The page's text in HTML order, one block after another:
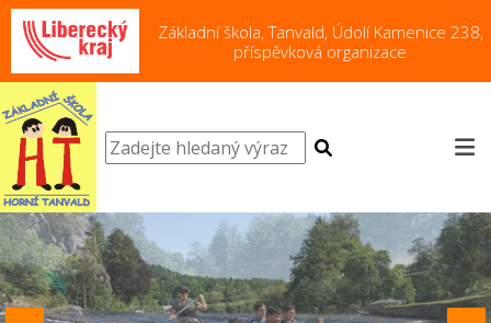
Základní škola, Tanvald, Údolí Kamenice 238,
příspěvková organizace